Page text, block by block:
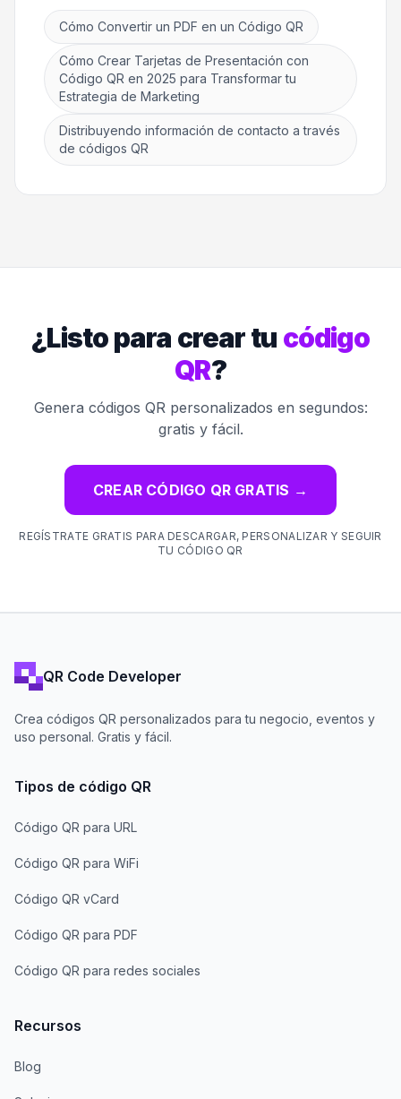
Cómo Convertir un PDF en un Código QR
Cómo Crear Tarjetas de Presentación con
Código QR en 2025 para Transformar tu
Estrategia de Marketing
Distribuyendo información de contacto a través
de códigos QR
¿Listo para crear tu código
QR?
Genera códigos QR personalizados en segundos:
gratis y fácil.
CREAR CÓDIGO QR GRATIS →
REGÍSTRATE GRATIS PARA DESCARGAR, PERSONALIZAR Y SEGUIR
TU CÓDIGO QR
QR Code Developer
Crea códigos QR personalizados para tu negocio, eventos y
uso personal. Gratis y fácil.
Tipos de código QR
Código QR para URL
Código QR para WiFi
Código QR vCard
Código QR para PDF
Código QR para redes sociales
Recursos
Blog